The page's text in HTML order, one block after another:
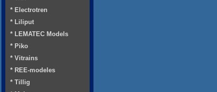
* Electrotren
* Liliput
* LEMATEC Models
* Piko
* Vitrains
* REE-modeles
* Tillig